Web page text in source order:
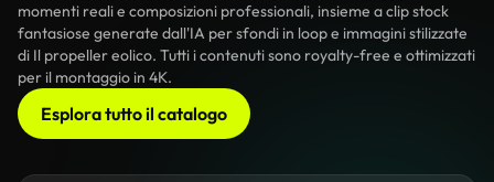
momenti reali e composizioni professionali, insieme a clip stock
fantasiose generate dall'IA per sfondi in loop e immagini stilizzate
di Il propeller eolico. Tutti i contenuti sono royalty-free e ottimizzati
per il montaggio in 4K.
Esplora tutto il catalogo